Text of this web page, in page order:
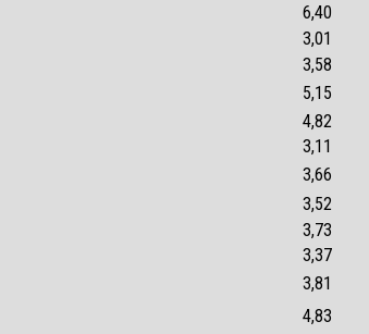
6,40
3,01
3,58
5,15
4,82
3,11
3,66
3,52
3,73
3,37
3,81
4,83